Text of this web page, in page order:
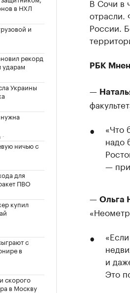
в НХЛ
и
рекорд
ударам
Украины
ничью с
для
ПВО
купил
с
в
скорого
в Москву
отрасли.
России.
РБК
—
«Что
надо
—
— Ольга
и
Это